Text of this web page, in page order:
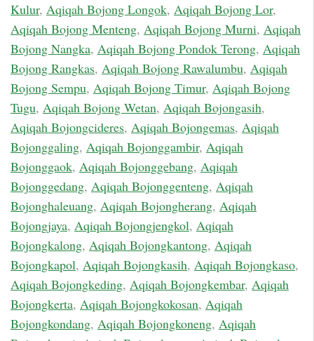
Kulur, Aqiqah Bojong Longok, Aqiqah Bojong Lor,
Aqiqah Bojong Menteng, Aqiqah Bojong Murni, Aqiqah
Bojong Nangka, Aqiqah Bojong Pondok Terong, Aqiqah
Bojong Rangkas, Aqiqah Bojong Rawalumbu, Aqiqah
Bojong Sempu, Aqiqah Bojong Timur, Aqiqah Bojong
Tugu, Aqiqah Bojong Wetan, Aqiqah Bojongasih,
Aqiqah Bojongcideres, Aqiqah Bojongemas, Aqiqah
Bojonggaling, Aqiqah Bojonggambir, Aqiqah
Bojonggaok, Aqiqah Bojonggebang, Aqiqah
Bojonggedang, Aqiqah Bojonggenteng, Aqiqah
Bojonghaleuang, Aqiqah Bojongherang, Aqiqah
Bojongjaya, Aqiqah Bojongjengkol, Aqiqah
Bojongkalong, Aqiqah Bojongkantong, Aqiqah
Bojongkapol, Aqiqah Bojongkasih, Aqiqah Bojongkaso,
Aqiqah Bojongkeding, Aqiqah Bojongkembar, Aqiqah
Bojongkerta, Aqiqah Bojongkokosan, Aqiqah
Bojongkondang, Aqiqah Bojongkoneng, Aqiqah